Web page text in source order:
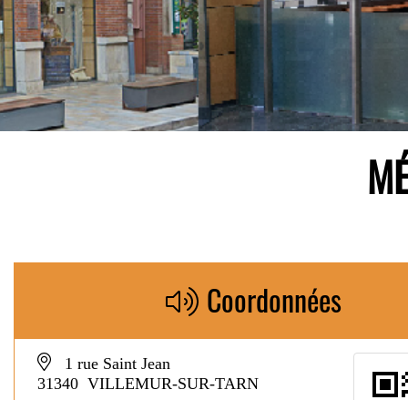
Coordonnées
1 rue Saint Jean
31340 VILLEMUR-SUR-TARN